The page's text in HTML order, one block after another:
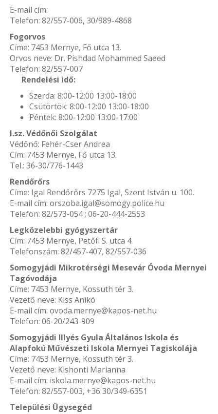
E-mail cím:
Telefon: 82/557-006, 30/989-4868
Fogorvos
Címe: 7453 Mernye, Fő utca 13.
Orvos neve: Dr. Pishdad Mohammed Saeed
Telefon: 82/557-007
Rendelési idő:
Szerda: 8:00-12:00 13:00-18:00
Csütörtök: 8:00-12:00 13:00-18:00
Péntek: 8:00-12:00 13:00-17:00
I.sz. Védőnői Szolgálat
Védőnő: Fehér-Cser Andrea
Cím: 7453 Mernye, Fő utca 13.
Tel.: 36-30/776-1443
Rendőrőrs
Címe: Igal Rendőrőrs 7275 Igal, Szent István u. 100.
E-mail cím: orszoba.igal@somogy.police.hu
Telefon: 82/573-054 ; 06-20-444-2553
Legközelebbi gyógyszertár
Cím: 7453 Mernye, Petőfi S. utca 4.
Telefonszám: 82/457-407, 82/557-036
Somogyjádi Mikrotérségi Mesevár Óvoda Mernyei
Tagóvodája
Címe: 7453 Mernye, Kossuth tér 3.
Vezető neve: Kiss Anikó
E-mail cím: ovoda.mernye@kapos-net.hu
Telefon: 06-20/243-909
Somogyjádi Illyés Gyula Általános Iskola és
Alapfokú Művészeti Iskola Mernyei Tagiskolája
Címe: 7453 Mernye, Kossuth tér 3.
Vezető neve: Kishonti Marianna
E-mail cím: iskola.mernye@kapos-net.hu
Telefon: 82/557-003, +36 30/349-6351
Települési Ügysegéd